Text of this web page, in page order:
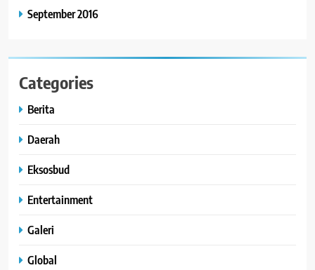
September 2016
Categories
Berita
Daerah
Eksosbud
Entertainment
Galeri
Global